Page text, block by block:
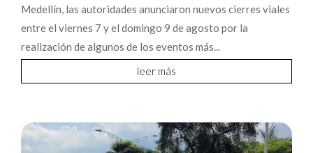
Medellín, las autoridades anunciaron nuevos cierres viales
entre el viernes 7 y el domingo 9 de agosto por la
realización de algunos de los eventos más...
leer más